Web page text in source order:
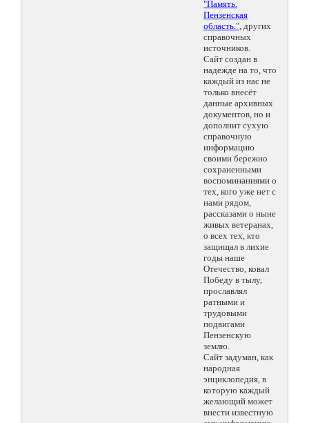
"Память.
Пензенская
область.", других
справочных
источников.
Сайт создан в
надежде на то, что
каждый из нас не
только внесёт
данные архивных
документов, но и
дополнит сухую
справочную
информацию
своими бережно
сохраненными
воспоминаниями о
тех, кого уже нет с
нами рядом,
рассказами о ныне
живых ветеранах,
о всех тех, кто
защищал в лихие
годы наше
Отечество, ковал
Победу в тылу,
прославлял
ратными и
трудовыми
подвигами
Пензенскую
землю.
Сайт задуман, как
народная
энциклопедия, в
которую каждый
желающий может
внести известную